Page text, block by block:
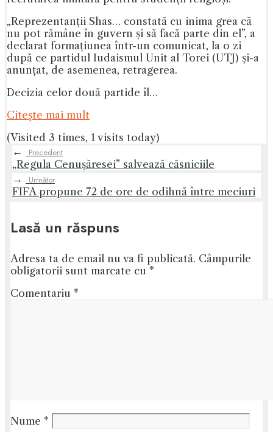
„Reprezentanții Shas… constată cu inima grea că
nu pot rămâne în guvern și să facă parte din el”, a
declarat formațiunea într-un comunicat, la o zi
după ce partidul Iudaismul Unit al Torei (UTJ) și-a
anunțat, de asemenea, retragerea.
Decizia celor două partide îl…
Citeşte mai mult
(Visited 3 times, 1 visits today)
←
Precedent
„Regula Cenușăresei” salvează căsniciile
→
Următor
FIFA propune 72 de ore de odihnă între meciuri
Lasă un răspuns
Adresa ta de email nu va fi publicată. Câmpurile
obligatorii sunt marcate cu *
Comentariu *
Nume *